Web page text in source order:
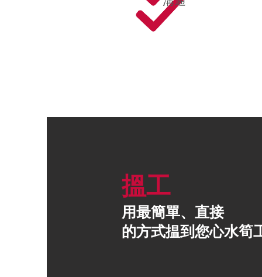
搵工
用最簡單、直接
的方式揾到您心水筍